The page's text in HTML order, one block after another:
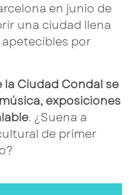
en junio de
una ciudad llena
por
la Ciudad Condal se
exposiciones
. ¿Suena a
de primer